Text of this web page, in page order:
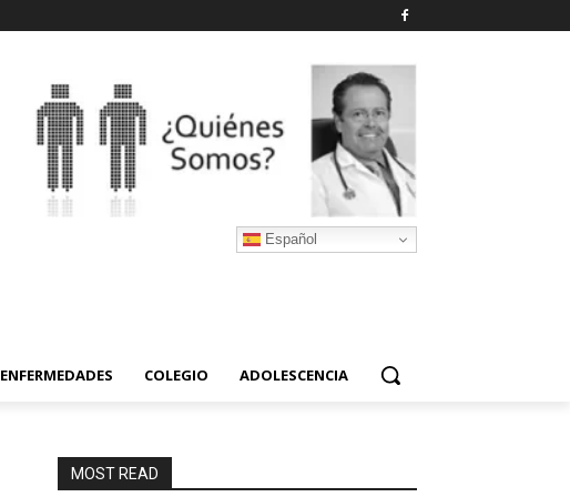
Español
ENFERMEDADES COLEGIO ADOLESCENCIA
MOST READ